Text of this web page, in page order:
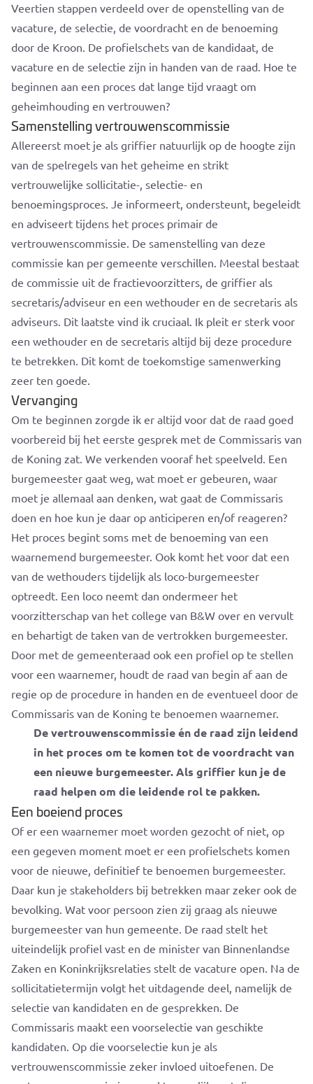
Veertien stappen verdeeld over de openstelling van de
vacature, de selectie, de voordracht en de benoeming
door de Kroon. De profielschets van de kandidaat, de
vacature en de selectie zijn in handen van de raad. Hoe te
beginnen aan een proces dat lange tijd vraagt om
geheimhouding en vertrouwen?
Samenstelling vertrouwenscommissie
Allereerst moet je als griffier natuurlijk op de hoogte zijn
van de spelregels van het geheime en strikt
vertrouwelijke sollicitatie-, selectie- en
benoemingsproces. Je informeert, ondersteunt, begeleidt
en adviseert tijdens het proces primair de
vertrouwenscommissie. De samenstelling van deze
commissie kan per gemeente verschillen. Meestal bestaat
de commissie uit de fractievoorzitters, de griffier als
secretaris/adviseur en een wethouder en de secretaris als
adviseurs. Dit laatste vind ik cruciaal. Ik pleit er sterk voor
een wethouder en de secretaris altijd bij deze procedure
te betrekken. Dit komt de toekomstige samenwerking
zeer ten goede.
Vervanging
Om te beginnen zorgde ik er altijd voor dat de raad goed
voorbereid bij het eerste gesprek met de Commissaris van
de Koning zat. We verkenden vooraf het speelveld. Een
burgemeester gaat weg, wat moet er gebeuren, waar
moet je allemaal aan denken, wat gaat de Commissaris
doen en hoe kun je daar op anticiperen en/of reageren?
Het proces begint soms met de benoeming van een
waarnemend burgemeester. Ook komt het voor dat een
van de wethouders tijdelijk als loco-burgemeester
optreedt. Een loco neemt dan ondermeer het
voorzitterschap van het college van B&W over en vervult
en behartigt de taken van de vertrokken burgemeester.
Door met de gemeenteraad ook een profiel op te stellen
voor een waarnemer, houdt de raad van begin af aan de
regie op de procedure in handen en de eventueel door de
Commissaris van de Koning te benoemen waarnemer.
De vertrouwenscommissie én de raad zijn leidend
in het proces om te komen tot de voordracht van
een nieuwe burgemeester. Als griffier kun je de
raad helpen om die leidende rol te pakken.
Een boeiend proces
Of er een waarnemer moet worden gezocht of niet, op
een gegeven moment moet er een profielschets komen
voor de nieuwe, definitief te benoemen burgemeester.
Daar kun je stakeholders bij betrekken maar zeker ook de
bevolking. Wat voor persoon zien zij graag als nieuwe
burgemeester van hun gemeente. De raad stelt het
uiteindelijk profiel vast en de minister van Binnenlandse
Zaken en Koninkrijksrelaties stelt de vacature open. Na de
sollicitatietermijn volgt het uitdagende deel, namelijk de
selectie van kandidaten en de gesprekken. De
Commissaris maakt een voorselectie van geschikte
kandidaten. Op die voorselectie kun je als
vertrouwenscommissie zeker invloed uitoefenen. De